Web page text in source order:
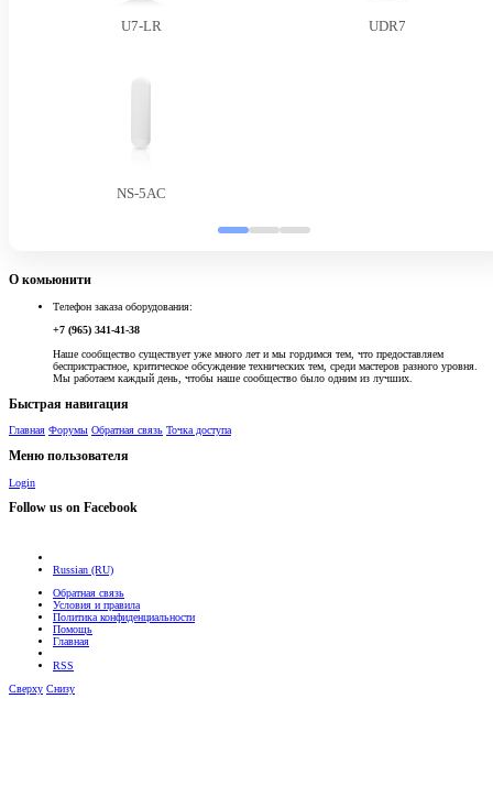
U7-LR UDR7
NS-5AC
О комьюнити
Телефон заказа оборудования:
+7 (965) 341-41-38
Наше сообщество существует уже много лет и мы гордимся тем, что предоставляем
беспристрастное, критическое обсуждение технических тем, среди мастеров разного уровня.
Мы работаем каждый день, чтобы наше сообщество было одним из лучших.
Быстрая навигация
Главная Форумы Обратная связь Точка доступа
Меню пользователя
Login
Follow us on Facebook
Russian (RU)
Обратная связь
Условия и правила
Политика конфиденциальности
Помощь
Главная
RSS
Сверху Снизу